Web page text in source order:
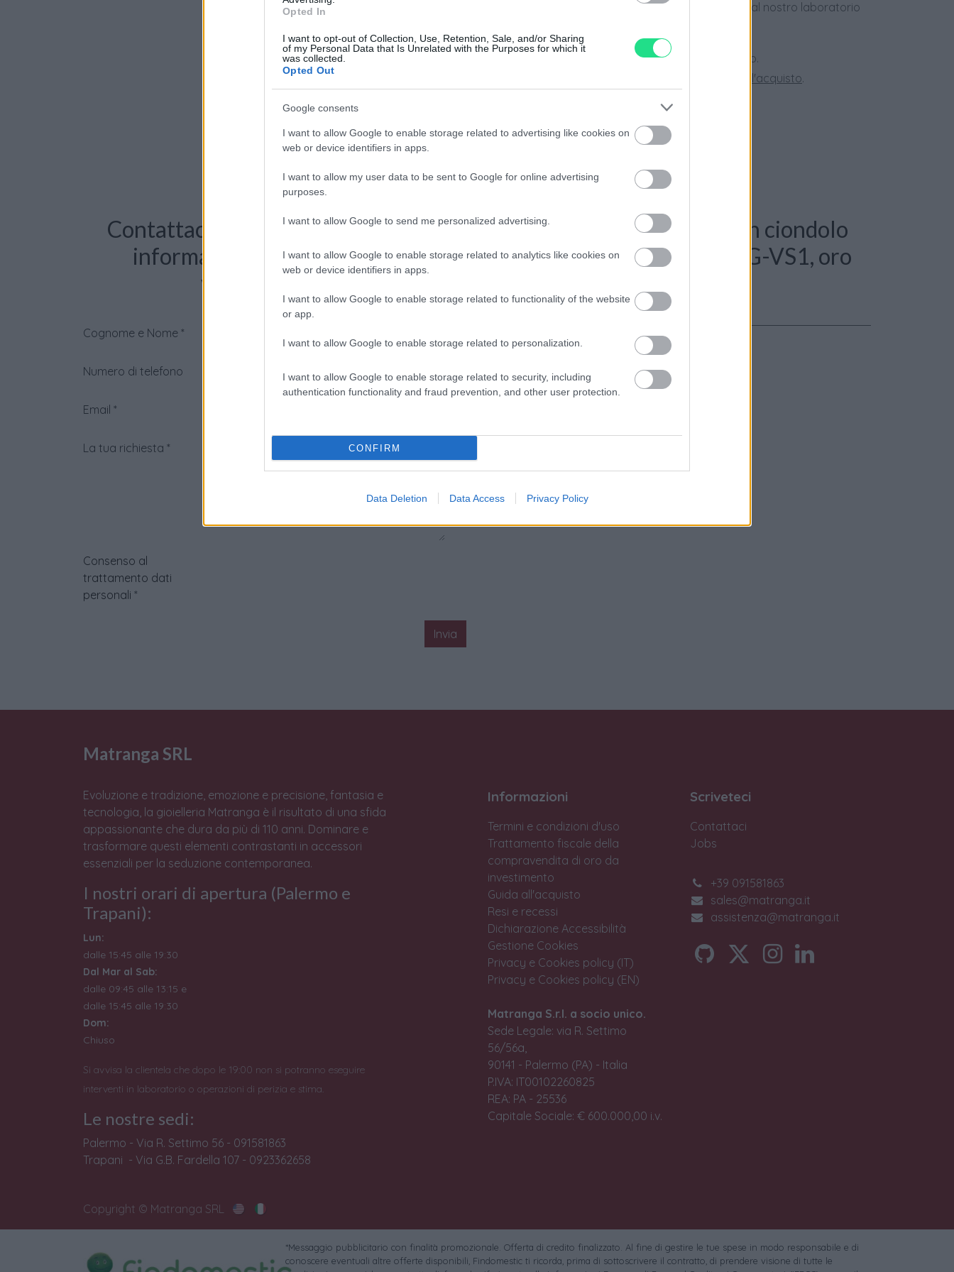
Opted In
I want to opt-out of Collection, Use, Retention, Sale, and/or Sharing
of my Personal Data that Is Unrelated with the Purposes for which it
was collected.
Opted Out
Google consents
I want to allow Google to enable storage related to advertising like cookies on
web or device identifiers in apps.
I want to allow my user data to be sent to Google for online advertising
purposes.
I want to allow Google to send me personalized advertising.
I want to allow Google to enable storage related to analytics like cookies on
web or device identifiers in apps.
I want to allow Google to enable storage related to functionality of the website
or app.
I want to allow Google to enable storage related to personalization.
I want to allow Google to enable storage related to security, including
authentication functionality and fraud prevention, and other user protection.
CONFIRM
Data Deletion Data Access Privacy Policy
sui prodotti usati, verificati dal nostro laboratorio
Reso facile e gratuito
entro 28 giorni.
Spedizione gratuita
per ordini superiori a 150 euro.
Guida all'acquisto.
Contattaci per richiedere maggiori
informazioni o prenotare una
videochiamata:
Cognome e Nome *
Numero di telefono
Email *
La tua richiesta *
Consenso al
trattamento dati
personali *
Invia
Caratteristiche: Collana con ciondolo
bambina - Brillanti 0,50ct. G-VS1, oro
Matranga SRL
Evoluzione e tradizione, emozione e precisione, fantasia e
tecnologia, la gioielleria Matranga è il risultato di una sfida
appassionante che dura da più di 110 anni. Dominare e
trasformare questi elementi contrastanti in accessori
essenziali per la seduzione contemporanea.
I nostri orari di apertura (Palermo e
Trapani):
Lun:
dalle 15:45 alle 19:30
Dal Mar al Sab:
dalle 09:45 alle 13:15 e
dalle 15:45 alle 19:30
Dom:
Chiuso
Si avvisa la clientela che dopo le 19:00 non si potranno eseguire
interventi in laboratorio o operazioni di perizia e stima.
Le nostre sedi:
Palermo - Via R. Settimo 56 - 091581863
Trapani - Via G.B. Fardella 107 - 0923362658
Informazioni
Termini e condizioni d'uso
Trattamento fiscale della
compravendita di oro da
investimento
Guida all'acquisto
Resi e recessi
Dichiarazione Accessibilità
Gestione Cookies
Privacy e Cookies policy (IT)
Privacy e Cookies policy (EN)
Matranga S.r.l. a socio unico.
Sede Legale: via R. Settimo
56/56a,
90141 - Palermo (PA) - Italia
P.IVA: IT00102260825
REA: PA - 25536
Capitale Sociale: € 600.000,00 i.v.
Scriveteci
Contattaci
Jobs
+39 091581863
sales@matranga.it
assistenza@matranga.it
Copyright © Matranga SRL
*Messaggio pubblicitario con finalità promozionale. Offerta di credito finalizzato. Al fine di gestire le tue spese in modo responsabile e di
conoscere eventuali altre offerte disponibili, Findomestic ti ricorda, prima di sottoscrivere il contratto, di prendere visione di tutte le